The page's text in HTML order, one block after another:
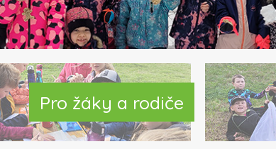
Pro žáky a rodiče